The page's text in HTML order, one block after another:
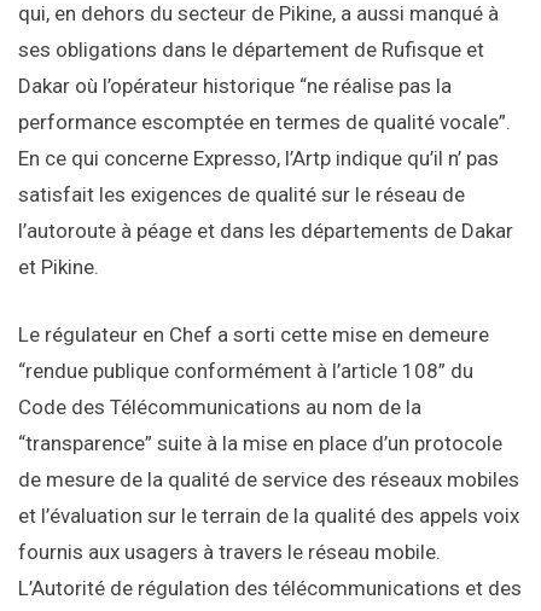
qui, en dehors du secteur de Pikine, a aussi manqué à
ses obligations dans le département de Rufisque et
Dakar où l’opérateur historique “ne réalise pas la
performance escomptée en termes de qualité vocale”.
En ce qui concerne Expresso, l’Artp indique qu’il n’ pas
satisfait les exigences de qualité sur le réseau de
l’autoroute à péage et dans les départements de Dakar
et Pikine.
Le régulateur en Chef a sorti cette mise en demeure
“rendue publique conformément à l’article 108” du
Code des Télécommunications au nom de la
“transparence” suite à la mise en place d’un protocole
de mesure de la qualité de service des réseaux mobiles
et l’évaluation sur le terrain de la qualité des appels voix
fournis aux usagers à travers le réseau mobile.
L’Autorité de régulation des télécommunications et des